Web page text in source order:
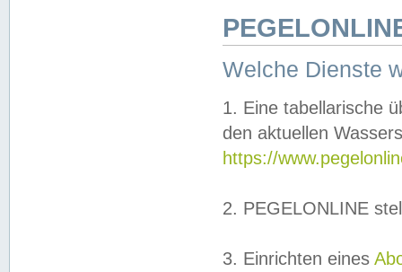
Welche Dienste
1. Eine tabellarische
den aktuellen
https://
2. PEGELONLINE
3. Einrichten eines